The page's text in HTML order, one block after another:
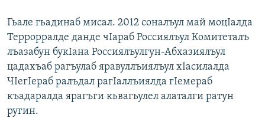
Гьале гьадинаб мисал. 2012 соналъул май моцIалда
Террорралде данде чIараб Россиялъул Комитеталъ
лъазабун букIана Россиялъулгун-Абхазиялъул
цадахъаб рагъулаб яравуллъиялъул хIасилалда
ЧIегIераб ралъдал рагIаллъиялда гIемераб
къадаралда ярагъги кьвагьулел алаталги ратун
ругин.